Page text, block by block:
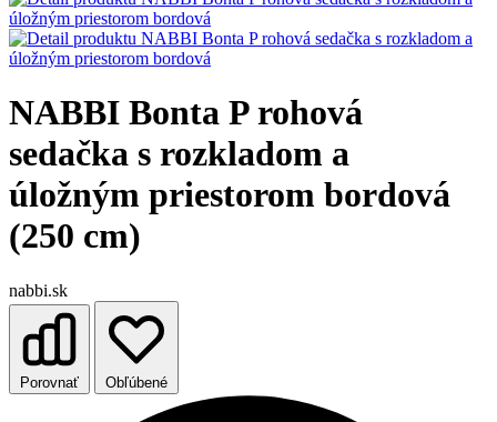
NABBI Bonta P rohová
sedačka s rozkladom a
úložným priestorom bordová
(250 cm)
nabbi.sk
Porovnať Obľúbené